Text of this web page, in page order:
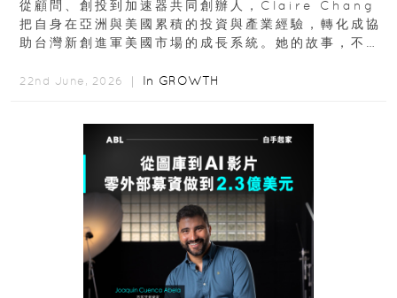
從顧問、創投到加速器共同創辦人，Claire Chang
把自身在亞洲與美國累積的投資與產業經驗，轉化成協
助台灣新創進軍美國市場的成長系統。她的故事，不只
22nd June, 2026 ｜ In GROWTH